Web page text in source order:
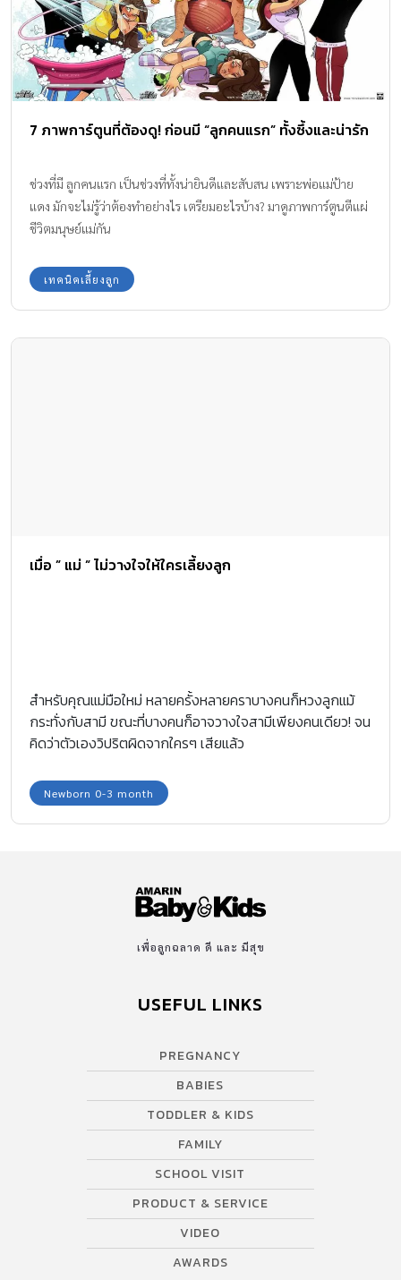
7 ภาพการ์ตูนที่ต้องดู! ก่อนมี “ลูกคนแรก” ทั้งซึ้งและน่ารัก
ช่วงที่มี ลูกคนแรก เป็นช่วงที่ทั้งน่ายินดีและสับสน เพราะพ่อแม่ป้าย
แดง มักจะไม่รู้ว่าต้องทำอย่างไร เตรียมอะไรบ้าง? มาดูภาพการ์ตูนตีแผ่
ชีวิตมนุษย์แม่กัน
เทคนิคเลี้ยงลูก
เมื่อ ” แม่ ” ไม่วางใจให้ใครเลี้ยงลูก
สำหรับคุณแม่มือใหม่ หลายครั้งหลายคราบางคนก็หวงลูกแม้
กระทั่งกับสามี ขณะที่บางคนก็อาจวางใจสามีเพียงคนเดียว! จน
คิดว่าตัวเองวิปริตผิดจากใครๆ เสียแล้ว
Newborn 0-3 month
เพื่อลูกฉลาด ดี และ มีสุข
USEFUL LINKS
PREGNANCY
BABIES
TODDLER & KIDS
FAMILY
SCHOOL VISIT
PRODUCT & SERVICE
VIDEO
AWARDS